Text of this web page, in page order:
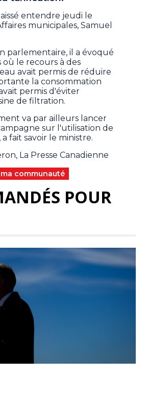
entendre jeudi le
municipales, Samuel
parlementaire, il a évoqué
où le recours à des
avait permis de réduire
la consommation
permis d'éviter
de filtration.
va par ailleurs lancer
sur l'utilisation de
fait savoir le ministre.
La Presse Canadienne
communauté
POUR